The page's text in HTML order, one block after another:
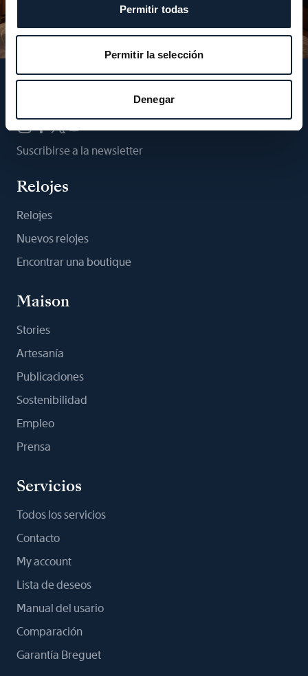
Permitir todas
Permitir la selección
Denegar
Suscribirse a la newsletter
Relojes
Relojes
Nuevos relojes
Encontrar una boutique
Maison
Stories
Artesanía
Publicaciones
Sostenibilidad
Empleo
Prensa
Servicios
Todos los servicios
Contacto
My account
Lista de deseos
Manual del usario
Comparación
Garantía Breguet